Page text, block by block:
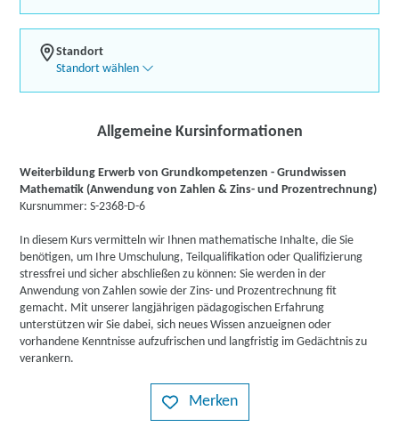
Standort
Standort wählen
Allgemeine Kursinformationen
Weiterbildung Erwerb von Grundkompetenzen - Grundwissen
Mathematik (Anwendung von Zahlen & Zins- und Prozentrechnung)
Kursnummer: S-2368-D-6
In diesem Kurs vermitteln wir Ihnen mathematische Inhalte, die Sie
benötigen, um Ihre Umschulung, Teilqualifikation oder Qualifizierung
stressfrei und sicher abschließen zu können: Sie werden in der
Anwendung von Zahlen sowie der Zins- und Prozentrechnung fit
gemacht. Mit unserer langjährigen pädagogischen Erfahrung
unterstützen wir Sie dabei, sich neues Wissen anzueignen oder
vorhandene Kenntnisse aufzufrischen und langfristig im Gedächtnis zu
verankern.
Merken